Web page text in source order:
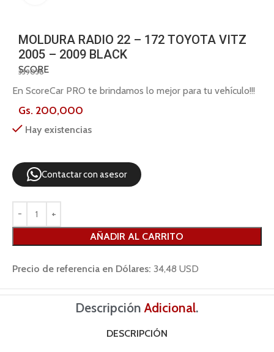
MOLDURA RADIO 22 – 172 TOYOTA VITZ
2005 – 2009 BLACK
SCORE
339038
En ScoreCar PRO te brindamos lo mejor para tu vehículo!!!
Gs. 200,000
Hay existencias
Contactar con asesor
AÑADIR AL CARRITO
Precio de referencia en Dólares: 34,48 USD
DescripciónAdicional.
DESCRIPCIÓN